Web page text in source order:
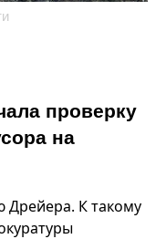
проверку
на
Дрейера. К такому